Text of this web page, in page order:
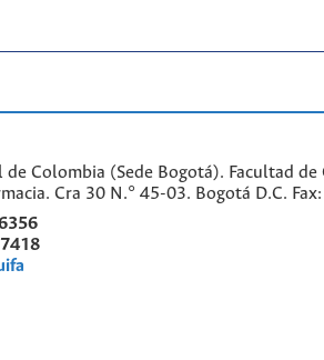
Colombia (Sede Bogotá). Facultad de
Cra 30 N.° 45-03. Bogotá D.C.